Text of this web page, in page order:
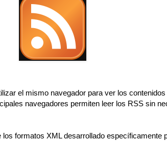
el mismo navegador para ver los
navegadores permiten leer los RSS sin
los formatos XML desarrollado específicamente